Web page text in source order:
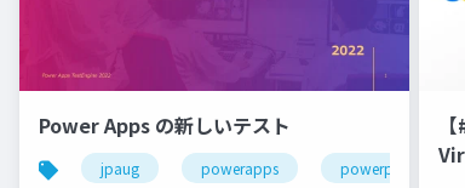
Power Apps の新しいテスト
jpaug powerapps powerplatform